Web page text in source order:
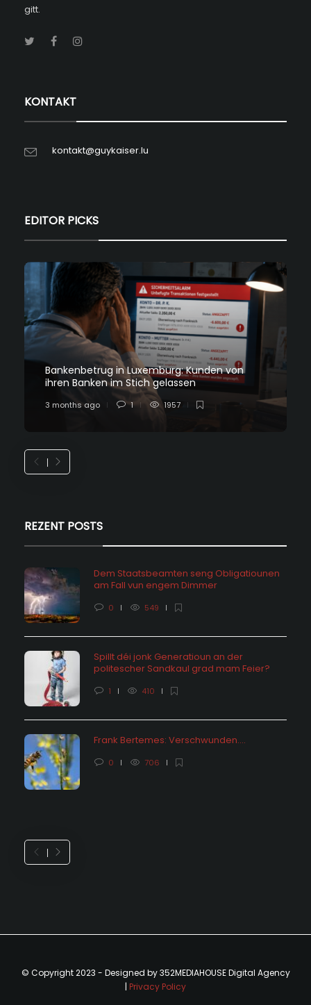
gitt.
KONTAKT
kontakt@guykaiser.lu
EDITOR PICKS
Bankenbetrug in Luxemburg: Kunden von
ihren Banken im Stich gelassen
3 months ago 1 1957
REZENT POSTS
Dem Staatsbeamten seng Obligatiounen
am Fall vun engem Dimmer
0 549
Spillt déi jonk Generatioun an der
politescher Sandkaul grad mam Feier?
1 410
Frank Bertemes: Verschwunden….
0 706
© Copyright 2023 - Designed by 352MEDIAHOUSE Digital Agency
| Privacy Policy